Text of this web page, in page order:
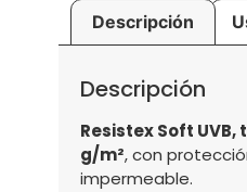
Descripción
Descripción
Resistex Soft
g/m², con
impermeable.